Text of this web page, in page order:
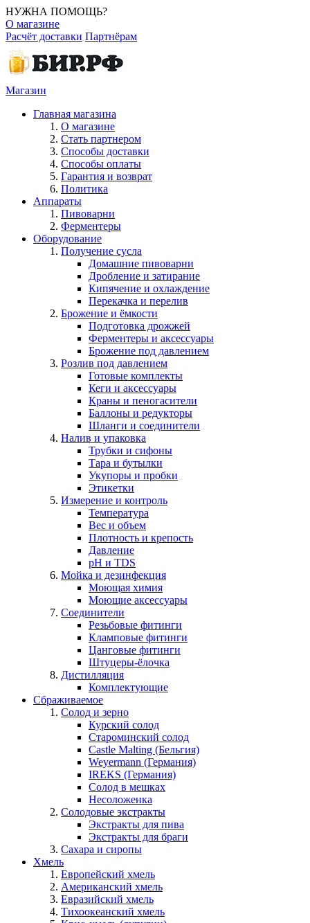
НУЖНА ПОМОЩЬ?
О магазине
Расчёт доставки Партнёрам
Магазин
Главная магазина
О магазине
Стать партнером
Способы доставки
Способы оплаты
Гарантия и возврат
Политика
Аппараты
Пивоварни
Ферментеры
Оборудование
Получение сусла
Домашние пивоварни
Дробление и затирание
Кипячение и охлаждение
Перекачка и перелив
Брожение и ёмкости
Подготовка дрожжей
Ферментеры и аксессуары
Брожение под давлением
Розлив под давлением
Готовые комплекты
Кеги и аксессуары
Краны и пеногасители
Баллоны и редукторы
Шланги и соединители
Налив и упаковка
Трубки и сифоны
Тара и бутылки
Укупоры и пробки
Этикетки
Измерение и контроль
Температура
Вес и объем
Плотность и крепость
Давление
pH и TDS
Мойка и дезинфекция
Моющая химия
Моющие аксессуары
Соединители
Резьбовые фитинги
Кламповые фитинги
Цанговые фитинги
Штуцеры-ёлочка
Дистилляция
Комплектующие
Сбраживаемое
Солод и зерно
Курский солод
Староминский солод
Castle Malting (Бельгия)
Weyermann (Германия)
IREKS (Германия)
Солод в мешках
Несоложенка
Солодовые экстракты
Экстракты для пива
Экстракты для браги
Сахара и сиропы
Хмель
Европейский хмель
Американский хмель
Евразийский хмель
Тихоокеанский хмель